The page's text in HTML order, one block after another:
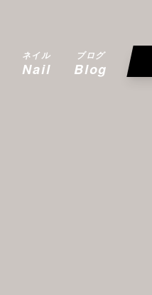
ネイル
Nail
ブログ
Blog